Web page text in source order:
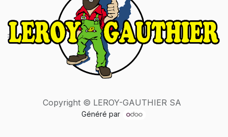
Copyright © LEROY-GAUTHIER SA
Généré par